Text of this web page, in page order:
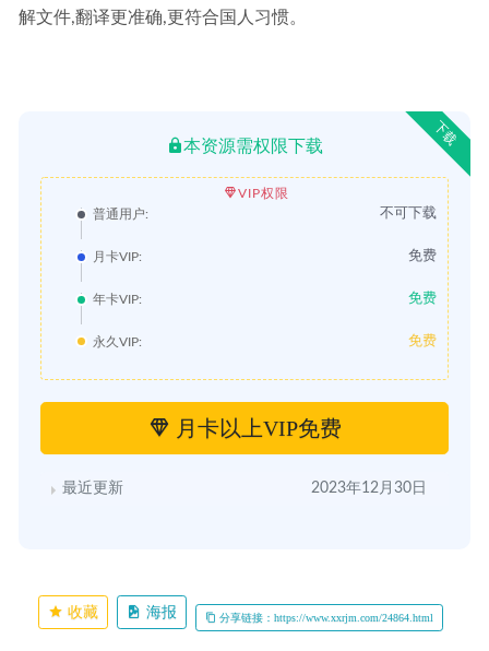
解文件,翻译更准确,更符合国人习惯。
下载
本资源需权限下载
VIP权限
普通用户:
不可下载
月卡VIP: 免费
年卡VIP: 免费
永久VIP: 免费
月卡以上VIP免费
最近更新 2023年12月30日
收藏 海报 分享链接：https://www.xxrjm.com/24864.html